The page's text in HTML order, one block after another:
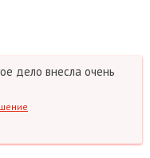
дело внесла очень